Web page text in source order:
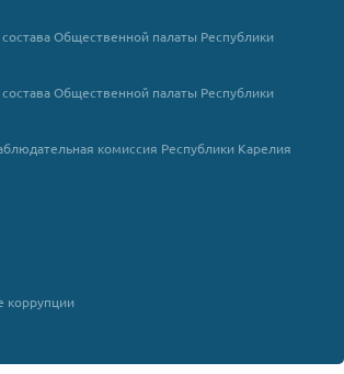
Общественной палаты Республики
Общественной палаты Республики
комиссия Республики Карелия
коррупции